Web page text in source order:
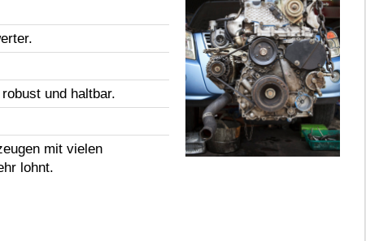
und haltbar.
mit vielen
lohnt.